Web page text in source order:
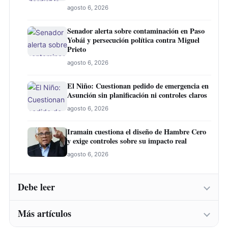
agosto 6, 2026
Senador alerta sobre contaminación en Paso
Yobái y persecución política contra Miguel
Prieto
agosto 6, 2026
El Niño: Cuestionan pedido de emergencia en
Asunción sin planificación ni controles claros
agosto 6, 2026
Iramain cuestiona el diseño de Hambre Cero
y exige controles sobre su impacto real
agosto 6, 2026
Debe leer
Abogado laboralista cuestiona demora fiscal
Más artículos